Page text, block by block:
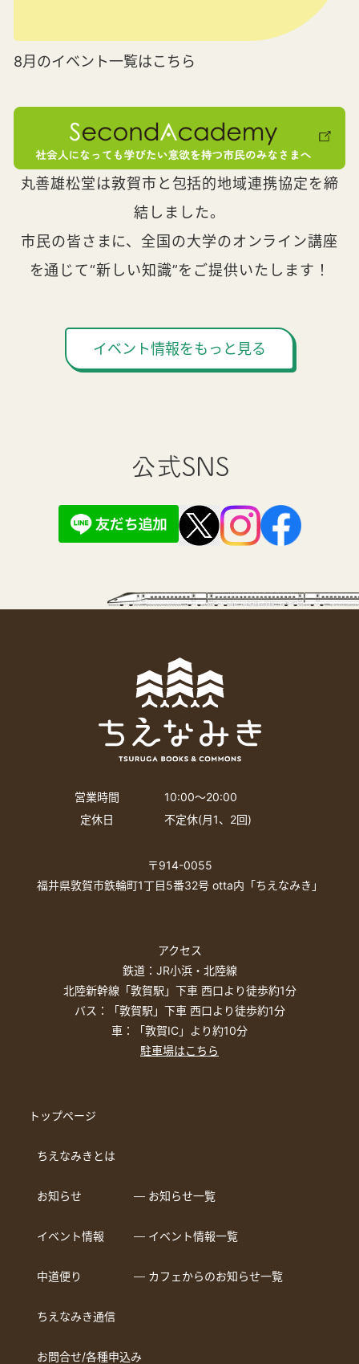
8月のイベント一覧はこちら
丸善雄松堂は敦賀市と包括的地域連携協定を締
結しました。
市民の皆さまに、全国の大学のオンライン講座
を通じて“新しい知識”をご提供いたします！
イベント情報をもっと見る
公式SNS
営業時間
10:00〜20:00
定休日
不定休(月1、2回)
〒914-0055
福井県敦賀市鉄輪町1丁目5番32号 otta内「ちえなみき」
アクセス
鉄道：JR小浜・北陸線
北陸新幹線「敦賀駅」下車 西口より徒歩約1分
バス：「敦賀駅」下車 西口より徒歩約1分
車：「敦賀IC」より約10分
駐車場はこちら
トップページ
ちえなみきとは
お知らせ ― お知らせ一覧
イベント情報 ― イベント情報一覧
中道便り ― カフェからのお知らせ一覧
ちえなみき通信
お問合せ/各種申込み